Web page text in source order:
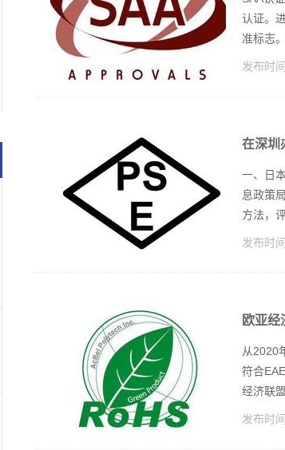
认证。
准标志
发布时间
在深圳
一、日
息政策
方法，
发布时间
欧亚
从2020
符合
经济联
发布时间